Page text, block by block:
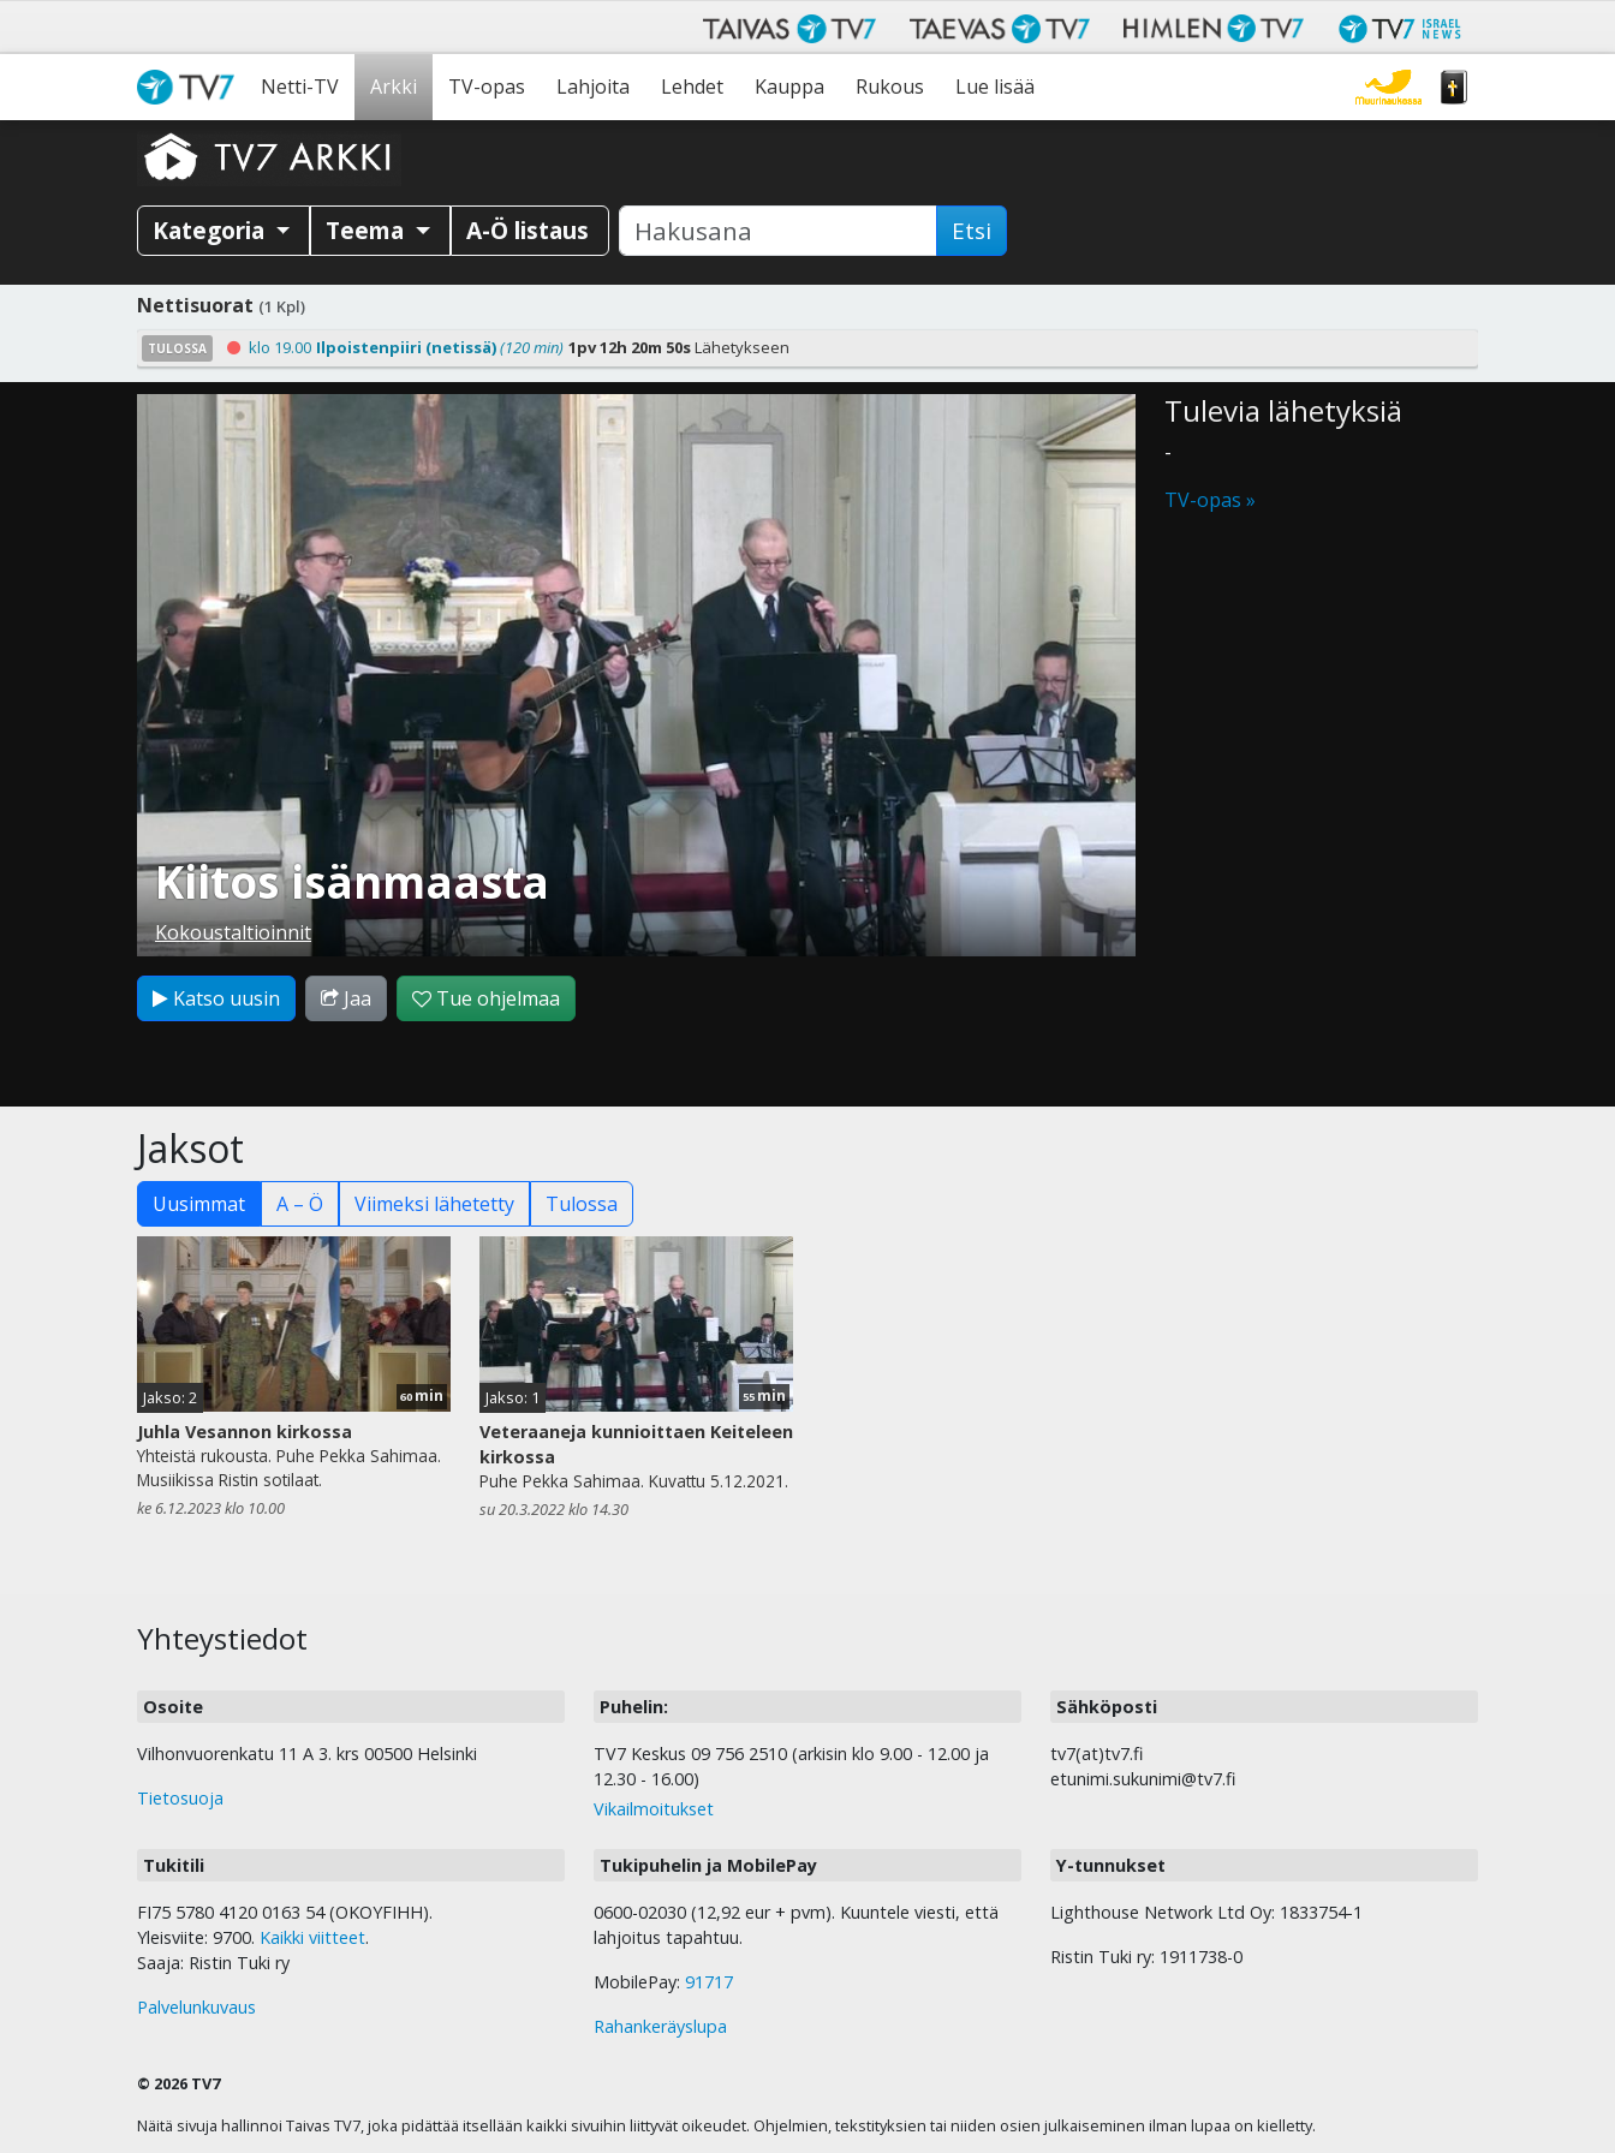
Netti-TV Arkki TV-opas Lahjoita Lehdet Kauppa Rukous Lue lisää
Kategoria Teema A-Ö listaus Etsi
Nettisuorat (1 Kpl)
TULOSSA klo 19.00 Ilpoistenpiiri (netissä)(120 min) 1pv 12h 20m 49sLähetykseen
Kiitos isänmaasta
Kokoustaltioinnit
Katso uusin Jaa Tue ohjelmaa
Tulevia lähetyksiä
-
TV-opas »
Jaksot
Uusimmat A – Ö Viimeksi lähetetty Tulossa
Jakso: 2 60 min
Juhla Vesannon kirkossa
Yhteistä rukousta. Puhe Pekka Sahimaa.
Musiikissa Ristin sotilaat.
ke 6.12.2023 klo 10.00
Jakso: 1 55 min
Veteraaneja kunnioittaen Keiteleen
kirkossa
Puhe Pekka Sahimaa. Kuvattu 5.12.2021.
su 20.3.2022 klo 14.30
Yhteystiedot
Osoite
Vilhonvuorenkatu 11 A 3. krs 00500 Helsinki
Tietosuoja
Puhelin:
TV7 Keskus 09 756 2510 (arkisin klo 9.00 - 12.00 ja
12.30 - 16.00)
Vikailmoitukset
Sähköposti
tv7(at)tv7.fi
etunimi.sukunimi@tv7.fi
Tukitili
FI75 5780 4120 0163 54 (OKOYFIHH).
Yleisviite: 9700. Kaikki viitteet.
Saaja: Ristin Tuki ry
Palvelunkuvaus
Tukipuhelin ja MobilePay
0600-02030 (12,92 eur + pvm). Kuuntele viesti, että
lahjoitus tapahtuu.
MobilePay: 91717
Rahankeräyslupa
Y-tunnukset
Lighthouse Network Ltd Oy: 1833754-1
Ristin Tuki ry: 1911738-0
© 2026 TV7
Näitä sivuja hallinnoi Taivas TV7, joka pidättää itsellään kaikki sivuihin liittyvät oikeudet. Ohjelmien, tekstityksien tai niiden osien julkaiseminen ilman lupaa on kielletty.